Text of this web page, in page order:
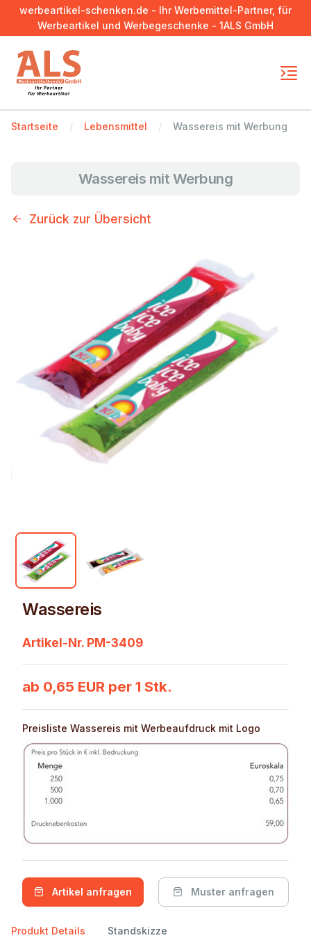
werbeartikel-schenken.de - Ihr Werbemittel-Partner, für
Werbeartikel und Werbegeschenke - 1ALS GmbH
Startseite Lebensmittel Wassereis mit Werbung
Wassereis mit Werbung
Zurück zur Übersicht
Wassereis
Artikel-Nr. PM-3409
ab 0,65 EUR per 1 Stk.
Preisliste Wassereis mit Werbeaufdruck mit Logo
Artikel anfragen Muster anfragen
Produkt Details Standskizze